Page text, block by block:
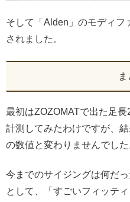
そして「Alden」のモディフ
されました。
最初はZOZOMATで出た足
計測してみたわけですが、
の数値と変わりませんでした
今までのサイジングは何だ
として、「すごいフィッテ